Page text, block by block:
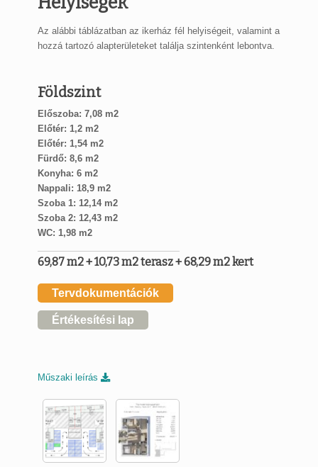
Az alábbi táblázatban az ikerház fél helyiségeit, valamint a
hozzá tartozó alapterületeket találja szintenként lebontva.
Földszint
Előszoba: 7,08 m2
Előtér: 1,2 m2
Előtér: 1,54 m2
Fürdő: 8,6 m2
Konyha: 6 m2
Nappali: 18,9 m2
Szoba 1: 12,14 m2
Szoba 2: 12,43 m2
WC: 1,98 m2
69,87 m2 + 10,73 m2 terasz + 68,29 m2 kert
Tervdokumentációk
Értékesítési lap
Műszaki leírás